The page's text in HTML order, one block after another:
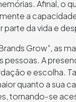
Afinal, o
a
parte da vida e
Grow”, as
A
e escolha.
quanto a sua
tornando-se